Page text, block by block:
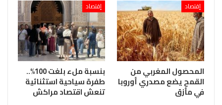
إقتصاد
المحصول المغربي من
القمح يضع مصدري أوروبا
في مأزق
إقتصاد
بنسبة ملء بلغت 100%..
طفرة سياحية استثنائية
تنعش اقتصاد مراكش